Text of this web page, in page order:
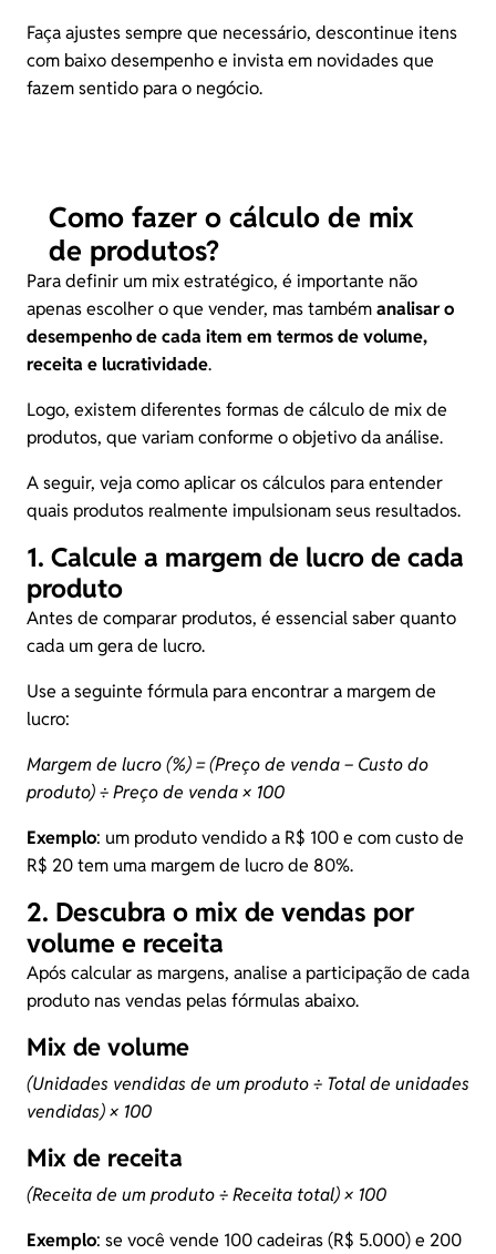
Faça ajustes sempre que necessário, descontinue itens
com baixo desempenho e invista em novidades que
fazem sentido para o negócio.
Como fazer o cálculo de mix
de produtos?
Para definir um mix estratégico, é importante não
apenas escolher o que vender, mas tambémanalisar o
desempenho de cada item em termos de volume,
receita elucratividade.
Logo, existem diferentes formas de cálculo de mix de
produtos, que variam conforme o objetivo da análise.
A seguir, veja como aplicar os cálculos para entender
quais produtos realmente impulsionam seus resultados.
1. Calcule a margem de lucro de cada
produto
Antes de comparar produtos, é essencial saber quanto
cada um gera de lucro.
Use a seguinte fórmula para encontrar a margem de
lucro:
Margem de lucro (%) = (Preço de venda − Custo do
produto) ÷ Preço de venda × 100
Exemplo: um produto vendido a R$ 100 e com custo de
R$ 20 tem uma margem de lucro de 80%.
2. Descubra o mix de vendas por
volume e receita
Após calcular as margens, analise a participação de cada
produto nas vendas pelas fórmulas abaixo.
Mix de volume
(Unidades vendidas de um produto ÷ Total de unidades
vendidas) × 100
Mix de receita
(Receita de um produto ÷ Receita total) × 100
Exemplo: se você vende 100 cadeiras (R$ 5.000) e 200